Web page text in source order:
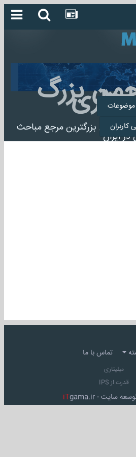
بزرگ
میلیتاری بزرگترین مرجع مباحث
ایران
موضوعات
کاربران
تماس با ما
میلیتاری
قدرت از IPS
سايت - iTgama.ir